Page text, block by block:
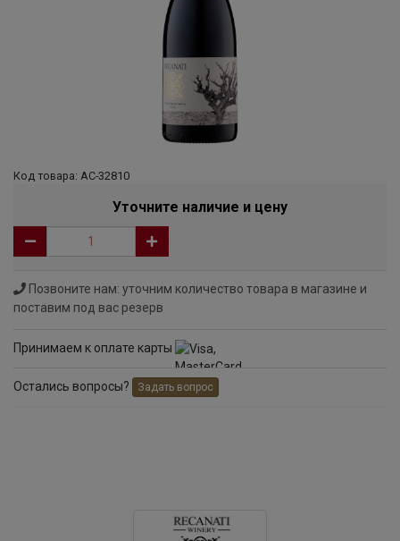
Код товара: АС-32810
Уточните наличие и цену
Позвоните нам: уточним количество товара в магазине и
поставим под вас резерв
Принимаем к оплате карты
Остались вопросы? Задать вопрос